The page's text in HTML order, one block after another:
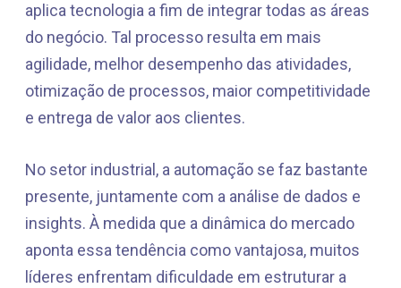
aplica tecnologia a fim de integrar todas as áreas
do negócio. Tal processo resulta em mais
agilidade, melhor desempenho das atividades,
otimização de processos, maior competitividade
e entrega de valor aos clientes.
No setor industrial, a automação se faz bastante
presente, juntamente com a análise de dados e
insights. À medida que a dinâmica do mercado
aponta essa tendência como vantajosa, muitos
líderes enfrentam dificuldade em estruturar a